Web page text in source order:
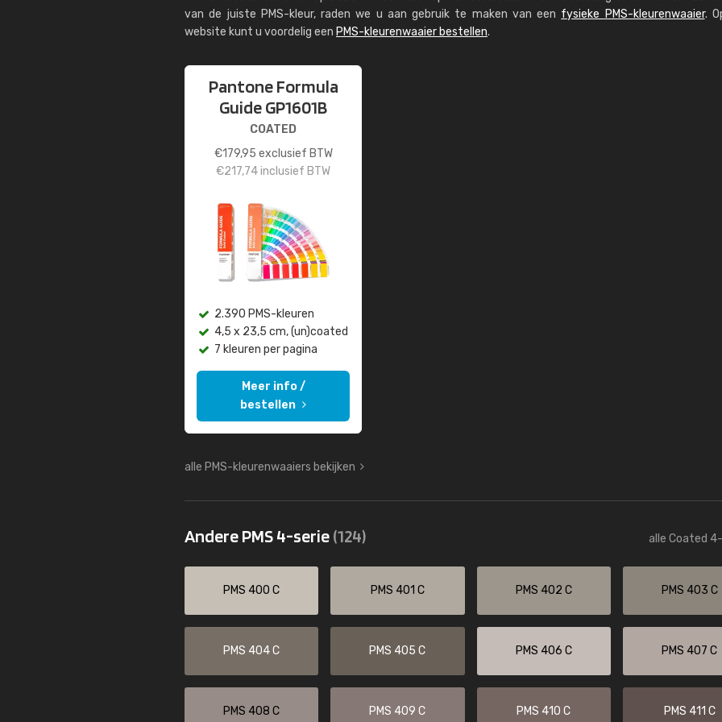
van de juiste PMS-kleur, raden we u aan gebruik te maken van een fysieke PMS-kleurenwaaier.
website kunt u voordelig een PMS-kleurenwaaier bestellen.
Pantone Formula
Guide GP1601B
COATED
€179,95 exclusief BTW
€217,74inclusief BTW
2.390 PMS-kleuren
4,5 x 23,5 cm, (un)coated
7 kleuren per pagina
Meer info /
bestellen
alle PMS-kleurenwaaiers bekijken
Andere PMS 4-serie(124) alle Coated
PMS 400 C PMS 401 C PMS 402 C PMS 403 C
PMS 404 C PMS 405 C PMS 406 C PMS 407 C
PMS 408 C PMS 409 C PMS 410 C PMS 411 C